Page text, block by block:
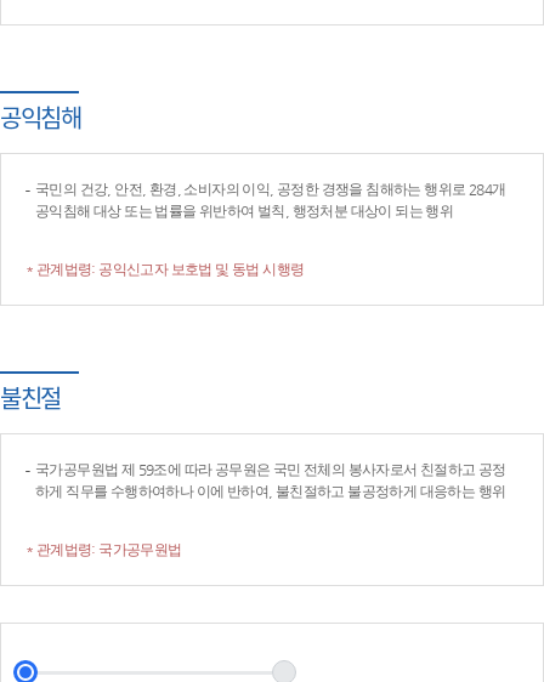
공익침해
국민의 건강, 안전, 환경, 소비자의 이익, 공정한 경쟁을 침해하는 행위로 284개
공익침해 대상 또는 법률을 위반하여 벌칙, 행정처분 대상이 되는 행위
* 관계법령: 공익신고자 보호법 및 동법 시행령
불친절
국가공무원법 제 59조에 따라 공무원은 국민 전체의 봉사자로서 친절하고 공정
하게 직무를 수행하여하나 이에 반하여, 불친절하고 불공정하게 대응하는 행위
* 관계법령: 국가공무원법